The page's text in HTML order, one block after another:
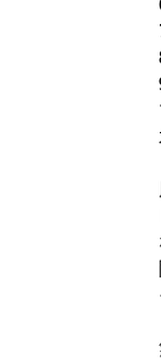
6,
7,
8,
9,
マ
水
「
厚
し
な
陰
そ
「
無